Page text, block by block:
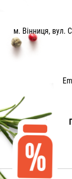
м. Вінниця, вул.